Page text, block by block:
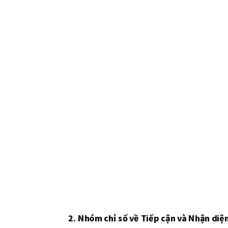
2. Nhóm chỉ số về Tiếp cận và Nhận